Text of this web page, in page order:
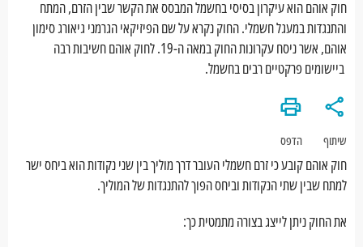
חוק אוהם הוא עיקרון בסיסי בחשמל המבסס את הקשר שבין הזרם, המתח
והתנגדות במעגל חשמלי. החוק נקרא על שם הפיזיקאי הגרמני גיאורג סימון
אוהם, אשר ניסח עקרונות החוק במאה ה-19. לחוק אוהם חשיבות רבה
ביישומים פרקטיים רבים בחשמל.
שיתוף הדפס
חוק אוהם קובע כי זרם חשמלי העובר דרך מוליך בין שני נקודות הוא ביחס ישר
למתח שבין שתי הנקודות וביחס הפוך להתנגדות של המוליך.
את החוק ניתן לייצג בצורה מתמטית כך: